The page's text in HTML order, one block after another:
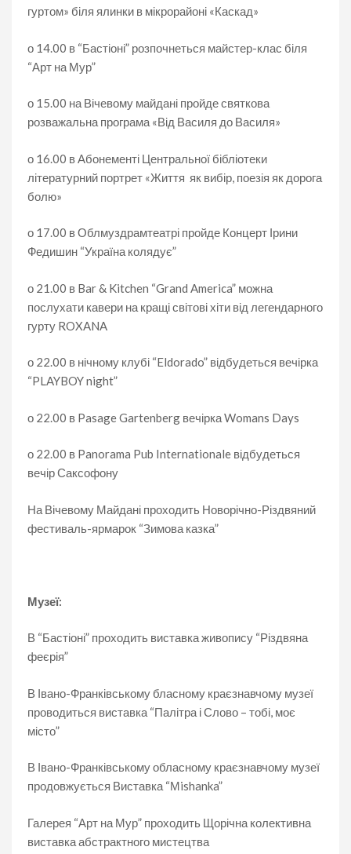
гуртом» біля ялинки в мікрорайоні «Каскад»
о 14.00 в “Бастіоні” розпочнеться майстер-клас біля
“Арт на Мур”
о 15.00 на Вічевому майдані пройде святкова
розважальна програма «Від Василя до Василя»
о 16.00 в Абонементі Центральної бібліотеки
літературний портрет «Життя як вибір, поезія як дорога
болю»
о 17.00 в Облмуздрамтеатрі пройде Концерт Ірини
Федишин “Україна колядує”
о 21.00 в Bar & Kitchen “Grand America” можна
послухати кавери на кращі світові хіти від легендарного
гурту ROXANA
о 22.00 в нічному клубі “Eldorado” відбудеться вечірка
“PLAYBOY night”
о 22.00 в Pasage Gartenberg вечірка Womans Days
о 22.00 в Panorama Pub Internationale відбудеться
вечір Саксофону
На Вічевому Майдані проходить Новорічно-Різдвяний
фестиваль-ярмарок “Зимова казка”
Музеї:
В “Бастіоні” проходить виставка живопису “Різдвяна
феєрія”
В Івано-Франківському бласному краєзнавчому музеї
проводиться виставка “Палітра і Слово – тобі, моє
місто”
В Івано-Франківському обласному краєзнавчому музеї
продовжується Виставка “Мishanka”
Галерея “Арт на Мур” проходить Щорічна колективна
виставка абстрактного мистецтва